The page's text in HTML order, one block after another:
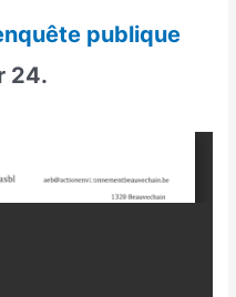
publique
24.